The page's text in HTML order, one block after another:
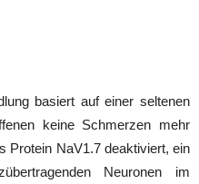
basiert auf einer seltenen
keine Schmerzen mehr
Protein NaV1.7 deaktiviert, ein
Neuronen im